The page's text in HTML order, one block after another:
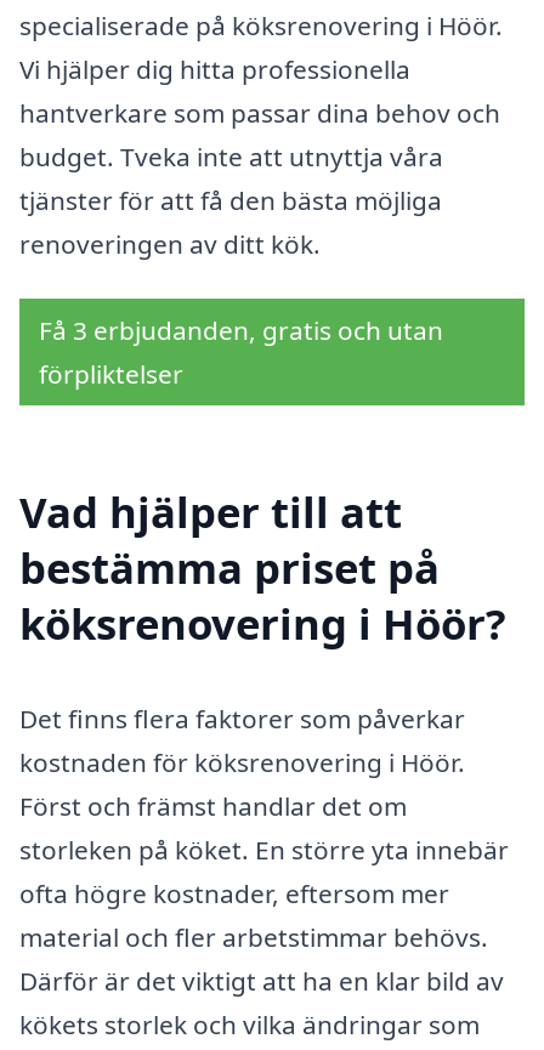
specialiserade på köksrenovering i Höör.
Vi hjälper dig hitta professionella
hantverkare som passar dina behov och
budget. Tveka inte att utnyttja våra
tjänster för att få den bästa möjliga
renoveringen av ditt kök.
Få 3 erbjudanden, gratis och utan
förpliktelser
Vad hjälper till att
bestämma priset på
köksrenovering i Höör?
Det finns flera faktorer som påverkar
kostnaden för köksrenovering i Höör.
Först och främst handlar det om
storleken på köket. En större yta innebär
ofta högre kostnader, eftersom mer
material och fler arbetstimmar behövs.
Därför är det viktigt att ha en klar bild av
kökets storlek och vilka ändringar som